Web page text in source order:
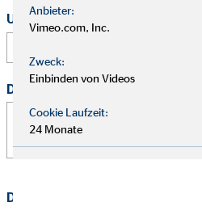
Uhrzeit
Deine Nachricht
Datenschutz
Anbieter:
Vimeo.com, Inc.
Zweck:
Einbinden von Videos
Cookie Laufzeit:
24 Monate